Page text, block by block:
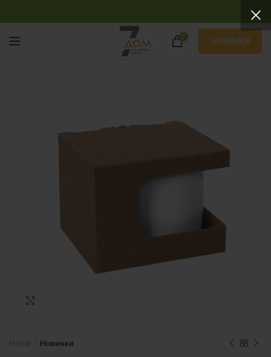
0 НОВИНКИ
Новинки